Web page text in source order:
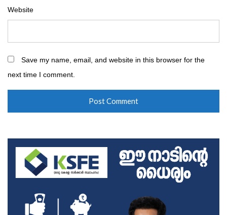
Website
Save my name, email, and website in this browser for the
next time I comment.